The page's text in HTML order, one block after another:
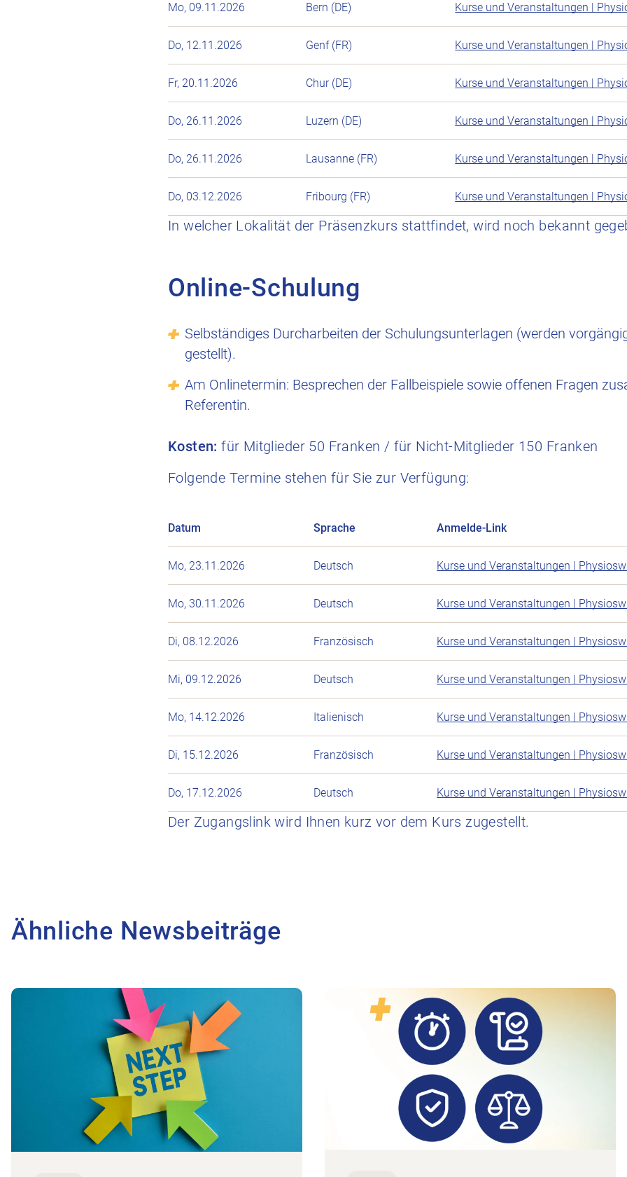
Mo, 09.11.2026 Bern (DE) Kurse und Veranstaltungen |
Do, 12.11.2026 Genf (FR) Kurse und Veranstaltungen |
Fr, 20.11.2026 Chur (DE) Kurse und Veranstaltungen |
Do, 26.11.2026 Luzern (DE) Kurse und Veranstaltungen |
Do, 26.11.2026 Lausanne (FR) Kurse und Veranstaltungen |
Do, 03.12.2026 Fribourg (FR) Kurse und Veranstaltungen |
In welcher Lokalität der Präsenzkurs stattfindet, wird noch bekannt
Online-Schulung
Selbständiges Durcharbeiten der Schulungsunterlagen (werden
gestellt).
Am Onlinetermin: Besprechen der Fallbeispiele sowie offenen Fragen
Referentin.
Kosten: für Mitglieder 50 Franken / für Nicht-Mitglieder 150 Franken
Folgende Termine stehen für Sie zur Verfügung:
Datum Sprache Anmelde-Link
Mo, 23.11.2026 Deutsch Kurse und Veranstaltungen |
Mo, 30.11.2026 Deutsch Kurse und Veranstaltungen |
Di, 08.12.2026 Französisch Kurse und Veranstaltungen |
Mi, 09.12.2026 Deutsch Kurse und Veranstaltungen |
Mo, 14.12.2026 Italienisch Kurse und Veranstaltungen |
Di, 15.12.2026 Französisch Kurse und Veranstaltungen |
Do, 17.12.2026 Deutsch Kurse und Veranstaltungen |
Der Zugangslink wird Ihnen kurz vor dem Kurs zugestellt.
Ähnliche Newsbeiträge
Zum Beitrag IG Grosspraxen nimmt Fahrt auf Zum Beitrag Monitoring UV/MV/IV: Positive